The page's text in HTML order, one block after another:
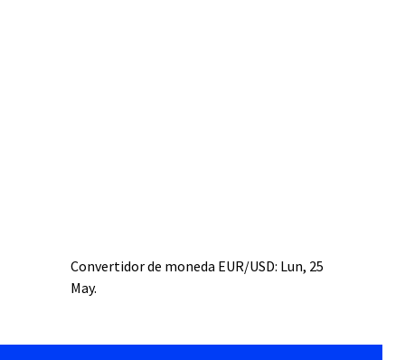
Convertidor de moneda EUR/USD: Lun, 25
May.